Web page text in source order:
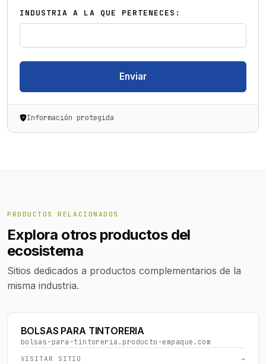
INDUSTRIA A LA QUE PERTENECES:
Enviar
Información protegida
PRODUCTOS RELACIONADOS
Explora otros productos del
ecosistema
Sitios dedicados a productos complementarios de la
misma industria.
BOLSAS PARA TINTORERIA
bolsas-para-tintoreria.producto-empaque.com
VISITAR SITIO →